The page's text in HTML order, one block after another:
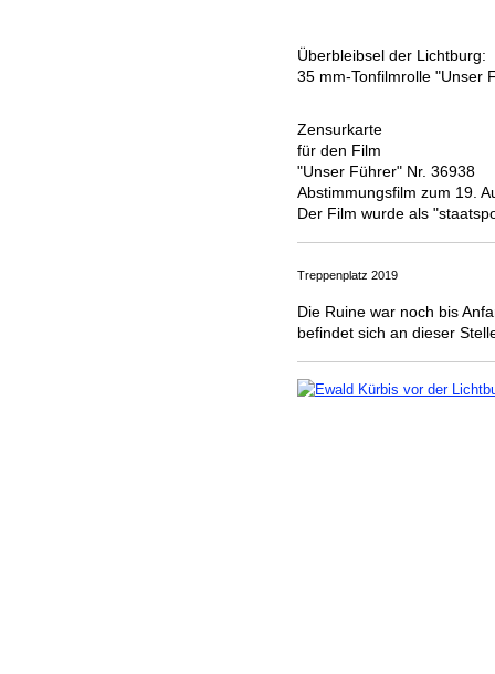
Überbleibsel der Lichtburg:
35 mm-Tonfilmrolle "Unser
Zensurkarte
für den Film
"Unser Führer" Nr. 36938
Abstimmungsfilm zum 19.
Der Film wurde als
Treppenplatz 2019
Die Ruine war noch bis
befindet sich an dieser